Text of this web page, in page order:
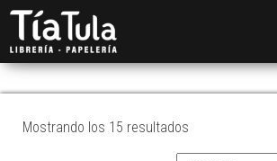
SILICON
Mostrando los 15 resultados